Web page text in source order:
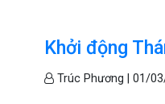
Khởi động
Trúc Phương |01/